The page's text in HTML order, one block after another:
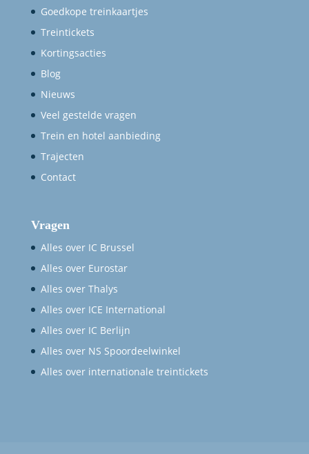
Goedkope treinkaartjes
Treintickets
Kortingsacties
Blog
Nieuws
Veel gestelde vragen
Trein en hotel aanbieding
Trajecten
Contact
Vragen
Alles over IC Brussel
Alles over Eurostar
Alles over Thalys
Alles over ICE International
Alles over IC Berlijn
Alles over NS Spoordeelwinkel
Alles over internationale treintickets